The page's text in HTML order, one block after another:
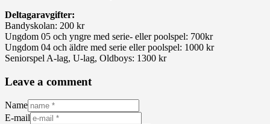
Deltagaravgifter:
Bandyskolan: 200 kr
Ungdom 05 och yngre med serie- eller poolspel: 700kr
Ungdom 04 och äldre med serie eller poolspel: 1000 kr
Seniorspel A-lag, U-lag, Oldboys: 1300 kr
Leave a comment
Name
E-mail